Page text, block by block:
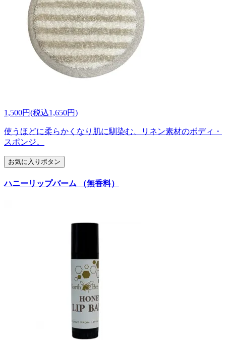
1,500円(税込1,650円)
使うほどに柔らかくなり肌に馴染む、リネン素材のボディ・
スポンジ。
お気に入りボタン
ハニーリップバーム （無香料）